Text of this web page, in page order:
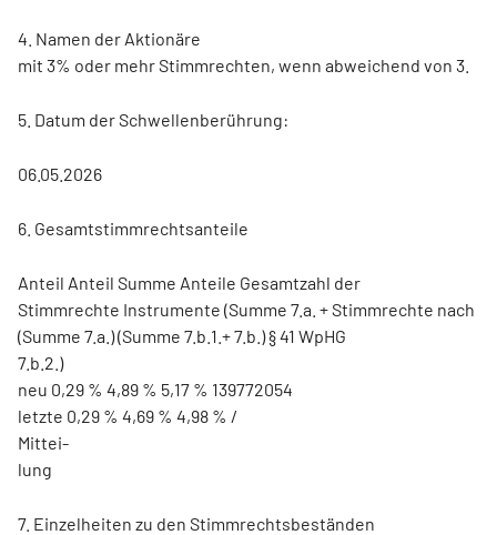
4. Namen der Aktionäre
mit 3% oder mehr Stimmrechten, wenn abweichend von 3.
5. Datum der Schwellenberührung:
06.05.2026
6. Gesamtstimmrechtsanteile
Anteil Anteil Summe Anteile Gesamtzahl der
Stimmrechte Instrumente (Summe 7.a. + Stimmrechte nach
(Summe 7.a.) (Summe 7.b.1.+ 7.b.) § 41 WpHG
7.b.2.)
neu 0,29 % 4,89 % 5,17 % 139772054
letzte 0,29 % 4,69 % 4,98 % /
Mittei-
lung
7. Einzelheiten zu den Stimmrechtsbeständen